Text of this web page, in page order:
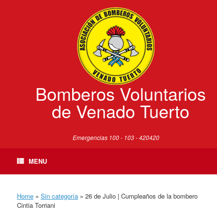
Bomberos Voluntarios
de Venado Tuerto
Emergencias 100 - 103 - 420420
MENU
Home » Sin categoría » 26 de Julio | Cumpleaños de la bombero
Cintia Torriani